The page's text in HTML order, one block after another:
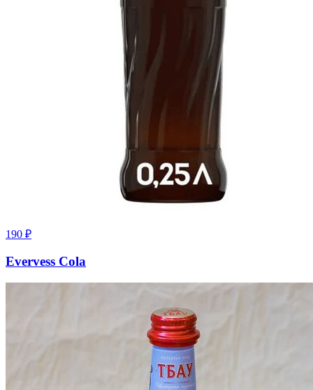
190 ₽
Еvervess Cola